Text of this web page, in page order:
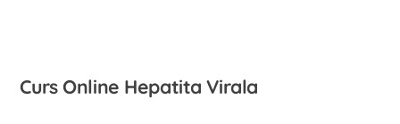
Curs Online Hepatita Virala